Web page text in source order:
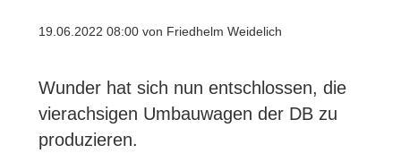
19.06.2022 08:00von Friedhelm Weidelich
Wunder hat sich nun entschlossen, die
vierachsigen Umbauwagen der DB zu
produzieren.